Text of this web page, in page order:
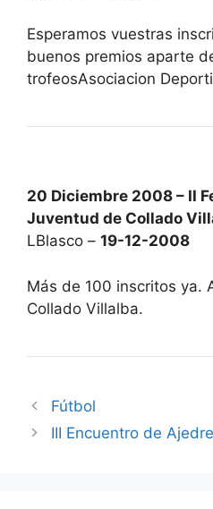
Esperamos vuestras
buenos premios aparte
trofeosAsociacion
20 Diciembre 2008 – II
Juventud de Collado
LBlasco – 19-12-2008
Más de 100 inscritos ya.
Collado Villalba.
Fútbol
III Encuentro de